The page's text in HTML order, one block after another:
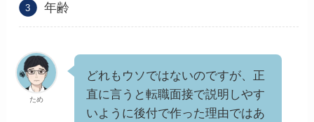
年齢
ため
どれもウソではないのですが、正
直に言うと転職面接で説明しやす
いように後付で作った理由ではあ